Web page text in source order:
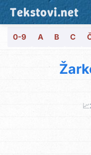
Tekstovi.net
0-9 A B C
📈